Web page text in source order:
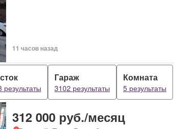
11 часов назад
результаты
Гараж
3102 результаты
Комната
5 результаты
312 000 руб./месяц